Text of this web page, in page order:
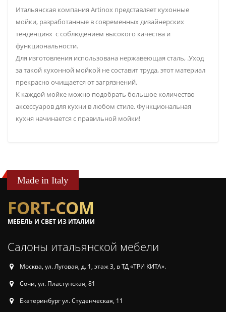
Итальянская компания Artinox представляет кухонные
мойки, разработанные в современных дизайнерских
тенденциях с соблюдением высокого качества и
функциональности.
Для изготовления использована нержавеющая сталь, .Уход
за такой кухонной мойкой не составит труда, этот материал
прекрасно очищается от загрязнений.
К каждой мойке можно подобрать большое количество
аксессуаров для кухни в любом стиле. Функциональная
кухня начинается с правильной мойки!
Made in Italy
FORT-COM
МЕБЕЛЬ И СВЕТ ИЗ ИТАЛИИ
Салоны итальянской мебели
Москва, ул. Луговая, д. 1, этаж 3, в ТД «ТРИ КИТА».
Сочи, ул. Пластунская, 81
Екатеринбург ул. Студенческая, 11